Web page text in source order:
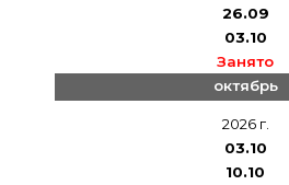
26.09
03.10
Занято
октябрь
2026 г.
03.10
10.10